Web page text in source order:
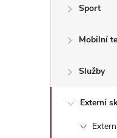
n
Sport
Mobilní
Služby
Externí